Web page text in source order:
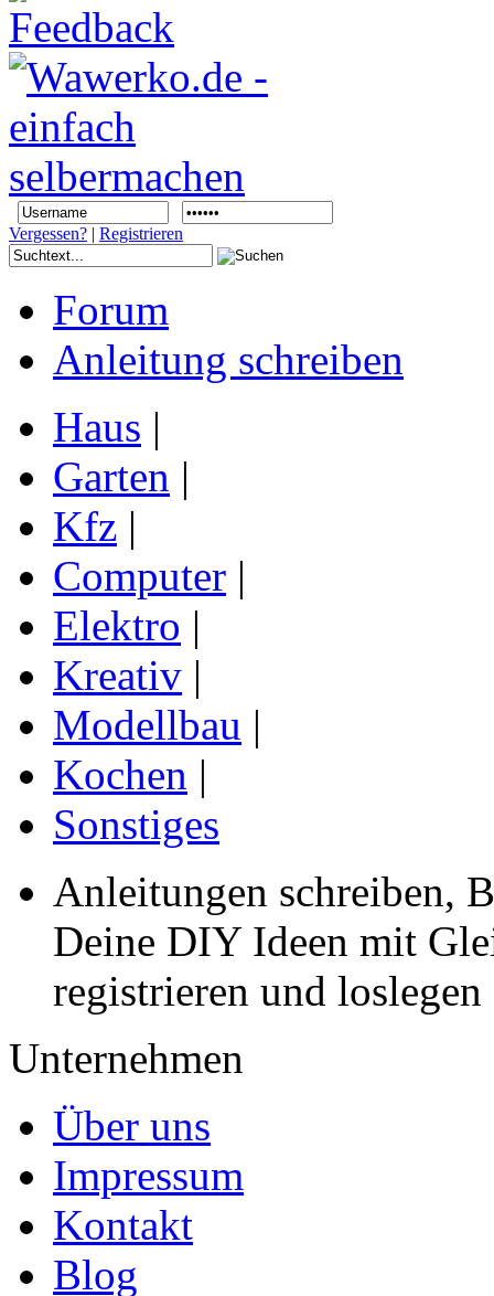
Vergessen? | Registrieren
Forum
Anleitung schreiben
Haus |
Garten |
Kfz |
Computer |
Elektro |
Kreativ |
Modellbau |
Kochen |
Sonstiges
Anleitungen schreiben,
Deine DIY Ideen mit
registrieren und loslegen
Unternehmen
Über uns
Impressum
Kontakt
Blog